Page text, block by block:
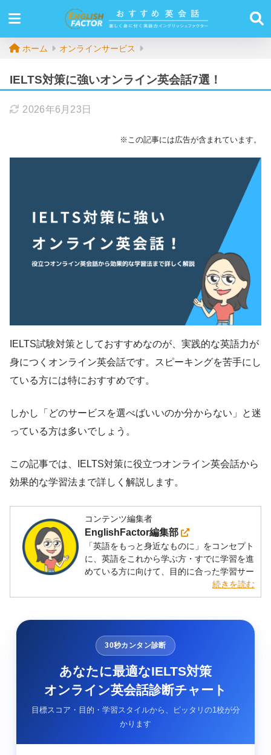
ホーム オンラインサービス
IELTS対策に強いオンライン英会話7選！
2026年6月23日
※この記事には広告が含まれています。
IELTS試験対策としておすすめなのが、実践的な英語力が
身につくオンライン英会話です。スピーキングを苦手にし
ている方には特におすすめです。
しかし「どのサービスを選べばいいのか分からない」と迷
っている方は多いでしょう。
この記事では、IELTS対策に役立つオンライン英会話から
効果的な学習法まで詳しく解説します。
コンテンツ編集者
EnglishFactor編集部
「英語をもっと身近なものに」をコンセプト
に、英語をこれから学ぶ方・すでに学習を進
めている方に向けて、目的に合った学習サー
続きを読む
30秒カンタン診断
あなたに最適なIELTS対策
オンライン英会話診断チャート
目標スコア・目的・学習スタイルから、ピッタリの1校が分
かります